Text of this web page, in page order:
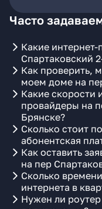
Часто
Какие
Спартаковский
Как проверить,
моем доме на
Какие скорости
провайдеры на
Брянске?
Сколько стоит
абонентская
Как оставить
на пер
Сколько
интернета в
Нужен ли